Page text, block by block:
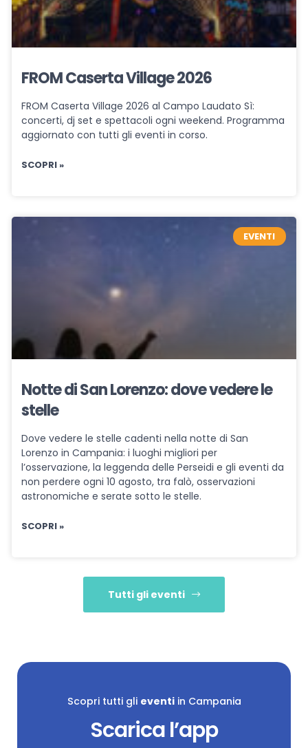
FROM Caserta Village 2026
FROM Caserta Village 2026 al Campo Laudato Sì:
concerti, dj set e spettacoli ogni weekend. Programma
aggiornato con tutti gli eventi in corso.
SCOPRI »
EVENTI
Notte di San Lorenzo: dove vedere le
stelle
Dove vedere le stelle cadenti nella notte di San
Lorenzo in Campania: i luoghi migliori per
l’osservazione, la leggenda delle Perseidi e gli eventi da
non perdere ogni 10 agosto, tra falò, osservazioni
astronomiche e serate sotto le stelle.
SCOPRI »
Tutti gli eventi
Scopri tutti gli eventiin Campania
Scarica l’app